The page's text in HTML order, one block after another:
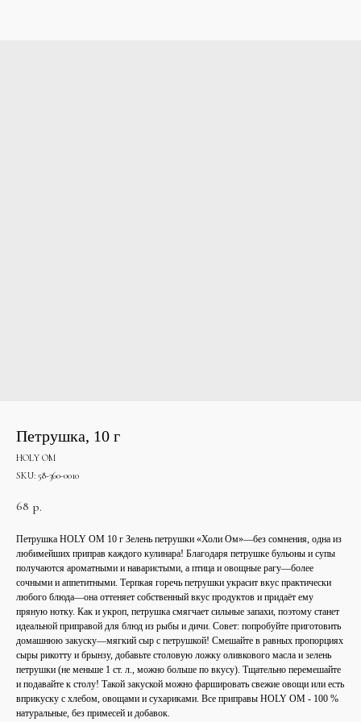
Петрушка, 10 г
HOLY OM
SKU: 58-360-0010
68 р.
Петрушка HOLY OM 10 г Зелень петрушки «Холи Ом»—без сомнения, одна из
любимейших приправ каждого кулинара! Благодаря петрушке бульоны и супы
получаются ароматными и наваристыми, а птица и овощные рагу—более
сочными и аппетитными. Терпкая горечь петрушки украсит вкус практически
любого блюда—она оттеняет собственный вкус продуктов и придаёт ему
пряную нотку. Как и укроп, петрушка смягчает сильные запахи, поэтому станет
идеальной приправой для блюд из рыбы и дичи. Совет: попробуйте приготовить
домашнюю закуску—мягкий сыр с петрушкой! Смешайте в равных пропорциях
сыры рикотту и брынзу, добавьте столовую ложку оливкового масла и зелень
петрушки (не меньше 1 ст. л., можно больше по вкусу). Тщательно перемешайте
и подавайте к столу! Такой закуской можно фаршировать свежие овощи или есть
вприкуску с хлебом, овощами и сухариками. Все приправы HOLY OM - 100 %
натуральные, без примесей и добавок.